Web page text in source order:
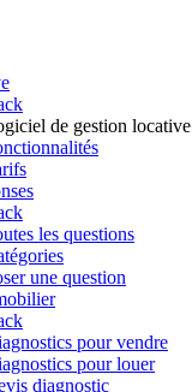
de gestion locative
les questions
une question
pour vendre
pour louer
diagnostic